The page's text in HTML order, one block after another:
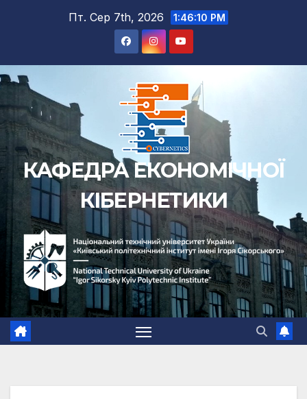
Пт. Сер 7th, 2026 1:46:11 PM
КАФЕДРА ЕКОНОМІЧНОЇ
КІБЕРНЕТИКИ